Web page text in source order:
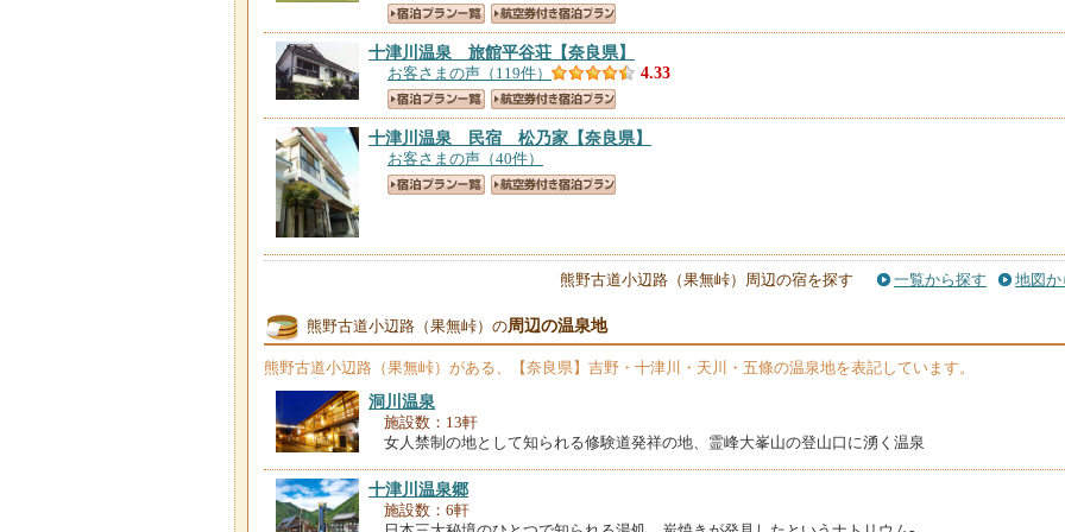
十津川温泉 旅館平谷荘 【奈良県】
お客さまの声（119件） 4.33
十津川温泉 民宿 松乃家 【奈良県】
お客さまの声（40件）
熊野古道小辺路（果無峠）周辺の宿を探す 一覧から探す 地図か
熊野古道小辺路（果無峠）の周辺の温泉地
熊野古道小辺路（果無峠） がある、【奈良県】吉野・十津川・天川・五條の温泉地を表記しています。
洞川温泉
施設数：13軒
女人禁制の地として知られる修験道発祥の地、霊峰大峯山の登山口に湧く温泉
十津川温泉郷
施設数：6軒